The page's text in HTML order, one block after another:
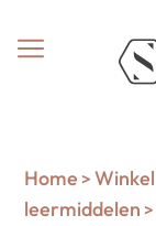
Home > Winkel
leermiddelen >